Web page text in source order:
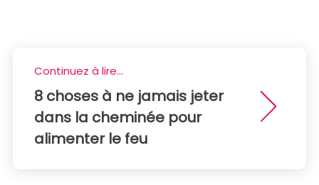
Continuez à lire...
8 choses à ne jamais jeter
dans la cheminée pour
alimenter le feu